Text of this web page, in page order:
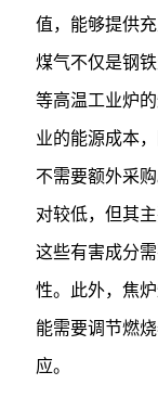
值，能够提供
煤气不仅是钢
等高温工业炉
业的能源成本
不需要额外采
对较低，但其
这些有害成分
性。此外，焦
能需要调节燃
应。